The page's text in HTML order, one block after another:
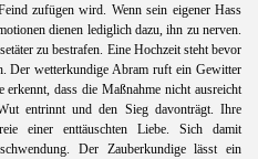
zufügen wird. Wenn sein eigener Hass
dienen lediglich dazu, ihn zu nerven.
zu bestrafen. Eine Hochzeit steht bevor
Der wetterkundige Abram ruft ein Gewitter
dass die Maßnahme nicht ausreicht
entrinnt und den Sieg davonträgt. Ihre
einer enttäuschten Liebe. Sich damit
Der Zauberkundige lässt ein